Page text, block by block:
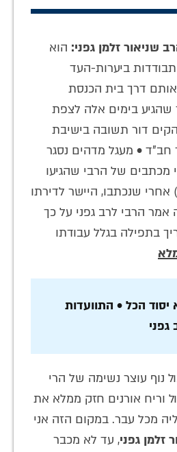
שניאור זלמן גפני: הוא
ביערות-העד
דרך בית הכנסת
שהגיע בימים אלה לצפת
דור תשובה בישיבת
• מעגל מדהים נסגר
מכתבים של הרבי שהגיעו
שנכתבו, היישר לדירתו
הרבי לרב גפני על כך
בתפילה בגלל עבודתו
הכל • התוועדות
נוף עוצר נשימה של הרי
וריח אורנים חזק ממלא את
מכל עבר. במקום הזה אני
זלמן גפני, עד לא מכבר